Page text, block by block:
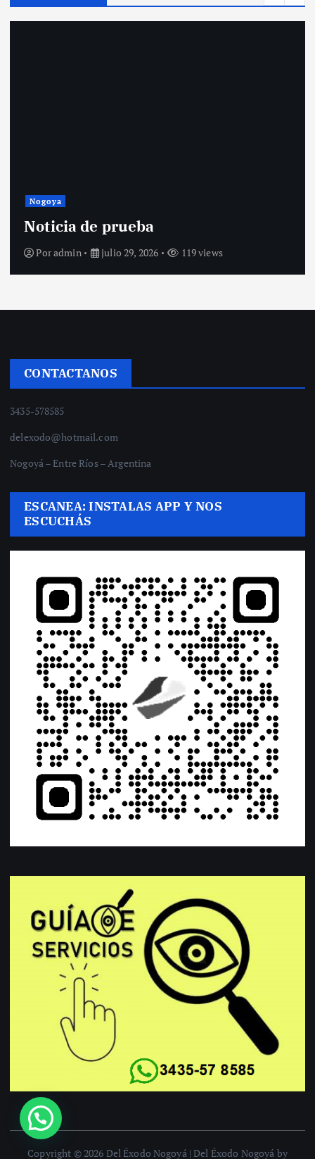
Nogoya
Noticia de prueba
Poradmin julio 29, 2026 119 views
CONTACTANOS
3435-578585
delexodo@hotmail.com
Nogoyá – Entre Ríos – Argentina
ESCANEA: INSTALAS APP Y NOS
ESCUCHÁS
Copyright © 2026 Del Éxodo Nogoyá | Del Éxodo Nogoyá by